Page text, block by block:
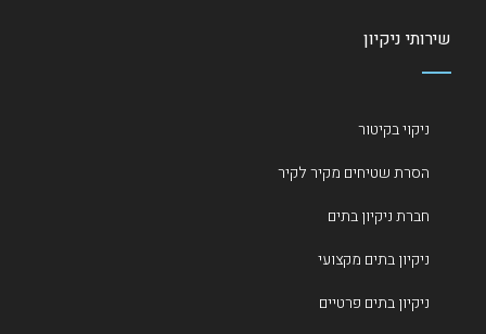
שירותי ניקיון
ניקוי בקיטור
הסרת שטיחים מקיר לקיר
חברת ניקיון בתים
ניקיון בתים מקצועי
ניקיון בתים פרטיים